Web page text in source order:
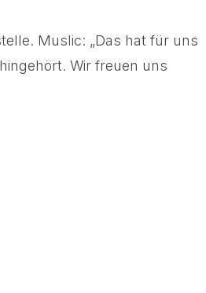
Muslic: „Das hat für uns
Wir freuen uns